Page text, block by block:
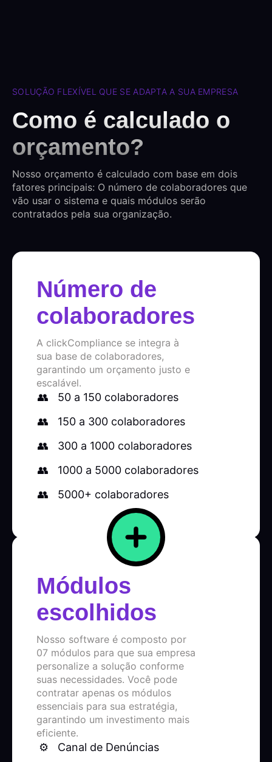
SOLUÇÃO FLEXÍVEL QUE SE ADAPTA A SUA EMPRESA
Como é calculado o
orçamento?
Nosso orçamento é calculado com base em dois
fatores principais: O número de colaboradores que
vão usar o sistema e quais módulos serão
contratados pela sua organização.
Número de
colaboradores
A clickCompliance se integra à
sua base de colaboradores,
garantindo um orçamento justo e
escalável.
50 a 150 colaboradores
150 a 300 colaboradores
300 a 1000 colaboradores
1000 a 5000 colaboradores
5000+ colaboradores
Módulos
escolhidos
Nosso software é composto por
07 módulos para que sua empresa
personalize a solução conforme
suas necessidades. Você pode
contratar apenas os módulos
essenciais para sua estratégia,
garantindo um investimento mais
eficiente.
Canal de Denúncias